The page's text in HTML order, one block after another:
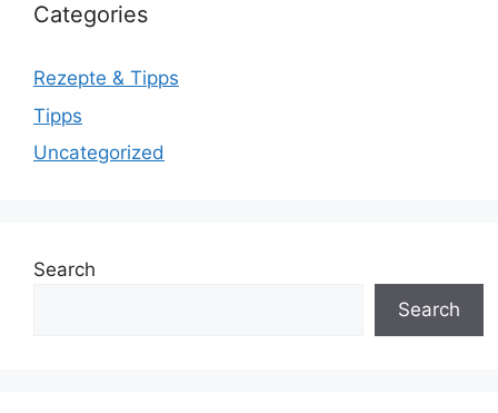
Categories
Rezepte & Tipps
Tipps
Uncategorized
Search
Search